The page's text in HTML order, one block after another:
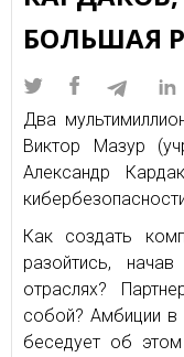
БОЛЬШАЯ
Два
Виктор Мазур
Александр
Как создать
разойтись,
отраслях?
собой? Амбиции в
беседует об